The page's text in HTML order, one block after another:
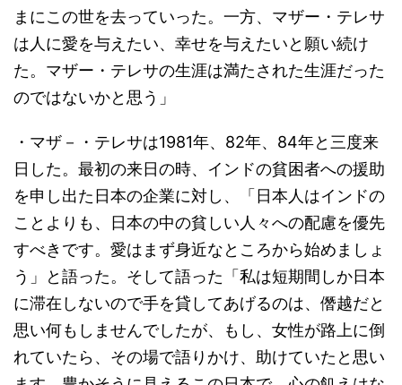
まにこの世を去っていった。一方、マザー・テレサ
は人に愛を与えたい、幸せを与えたいと願い続け
た。マザー・テレサの生涯は満たされた生涯だった
のではないかと思う」
・マザ－・テレサは1981年、82年、84年と三度来
日した。最初の来日の時、インドの貧困者への援助
を申し出た日本の企業に対し、「日本人はインドの
ことよりも、日本の中の貧しい人々への配慮を優先
すべきです。愛はまず身近なところから始めましょ
う」と語った。そして語った「私は短期間しか日本
に滞在しないので手を貸してあげるのは、僭越だと
思い何もしませんでしたが、もし、女性が路上に倒
れていたら、その場で語りかけ、助けていたと思い